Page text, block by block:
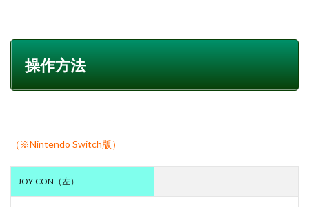
操作方法
（※Nintendo Switch版）
JOY-CON（左）